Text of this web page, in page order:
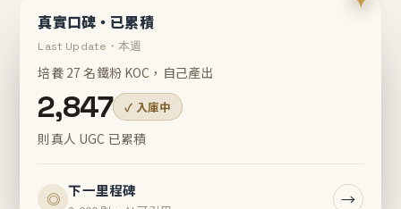
真實口碑・已累積
Last Update・本週
培養 27 名鐵粉 KOC，自己產出
2,847 ✓ 入庫中
則真人 UGC 已累積
◎ 下一里程碑 →